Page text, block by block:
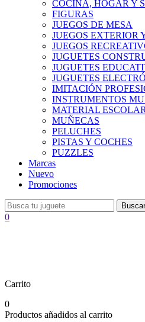
COCINA, HOGAR Y
FIGURAS
JUEGOS DE MESA
JUEGOS EXTERIOR
JUEGOS
JUGUETES
JUGUETES
JUGUETES
IMITACIÓN
INSTRUMENTOS
MATERIAL ESCOLAR
MUÑECAS
PELUCHES
PISTAS Y COCHES
PUZZLES
Marcas
Nuevo
Promociones
Buscar
0
Carrito
0
Productos añadidos al carrito